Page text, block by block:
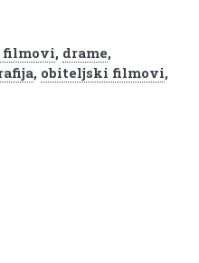
filmovi, drame,
, obiteljski filmovi,